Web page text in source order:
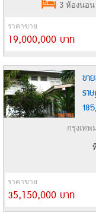
3 ห้องนอน
ราคาขาย
19,000,000 บาท
ขา
รา
กรุงเท
ราคาขาย
35,150,000 บาท